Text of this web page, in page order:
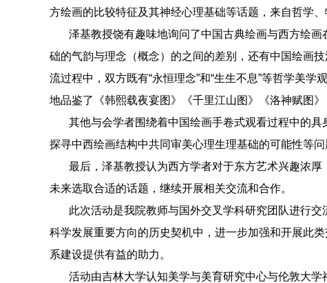
方绘画的比较特征及其神经心理基础等话题，来自哲学
泽基教授饶有趣味地询问了中国古典绘画与西方绘
础的气韵与理念（概念）的之间的差别，还有中国绘画技
流过程中，双方既有“永恒理念”和“生生不息”等哲学美
地品鉴了《韩熙载夜宴图》《千里江山图》《洛神赋图
其他与会学者围绕着中国绘画手卷式观看过程中的具
探寻中西绘画结构中共同审美心理生理基础的可能性等
最后，泽基教授认为西方学者对于东方艺术兴趣浓
未来选取合适的话题，继续开展相关交流和合作。
此次活动是我院教师与国外交叉学科研究团队进行
科学发展重要方向的历史契机中，进一步加强和开展此
系建设提供有益的助力。
活动由吉林大学认知美学与美育研究中心与伦敦大